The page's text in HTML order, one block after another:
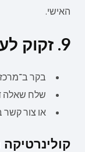
האישי.
9. זקוק לעזרה?
בקר
שלח שאלה
או צור קשר